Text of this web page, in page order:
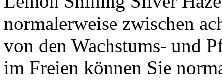
normalerweise zwischen
von den Wachstums- und
im Freien können Sie